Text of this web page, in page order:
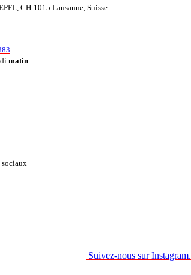
CH-1015 Lausanne, Suisse
matin
sociaux
Suivez-nous sur Instagram.